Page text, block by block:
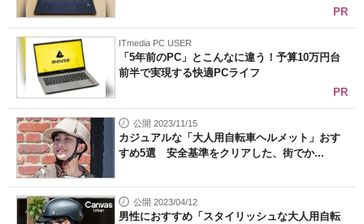
PR
ITmedia PC USER
「5年前のPC」とこんなに違う！予算10万円台
前半で実現する快適PCライフ
PR
公開 2023/11/15
カジュアルな「大人用自転車ヘルメット」おす
すめ5選 安全基準をクリアした、街でか...
公開 2023/04/12
男性におすすめ「スタイリッシュな大人用自転